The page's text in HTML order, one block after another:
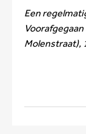
Een
Molenstraat),